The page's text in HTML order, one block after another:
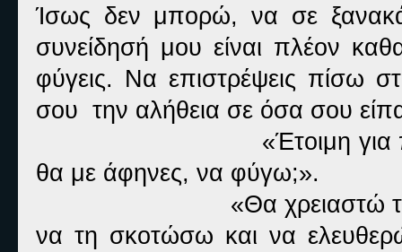
Ίσως δεν μπορώ, να σε
συνείδησή μου είναι πλέον
φύγεις. Να επιστρέψεις πίσω
σου την αλήθεια σε όσα σου
«Έτοιμη
θα με άφηνες, να φύγω;».
«Θα χρειαστώ
να τη σκοτώσω και να